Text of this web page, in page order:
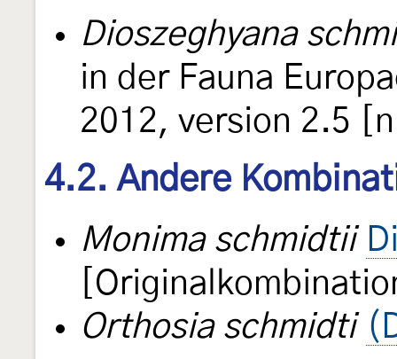
Dioszeghyana
in der Fauna
2012, version 2.5
4.2. Andere
Monima schmidtii
Orthosia schmidti